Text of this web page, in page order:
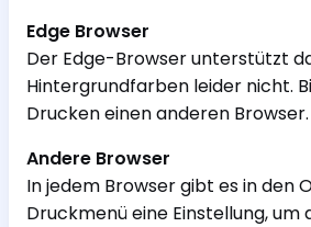
Edge Browser
Der Edge-Browser unterstützt
Hintergrundfarben leider nicht.
Drucken einen anderen Browser.
Andere Browser
In jedem Browser gibt es in den
Druckmenü eine Einstellung, um